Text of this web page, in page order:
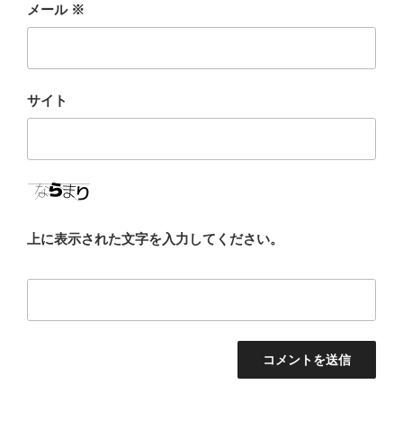
メール ※
サイト
上に表示された文字を入力してください。